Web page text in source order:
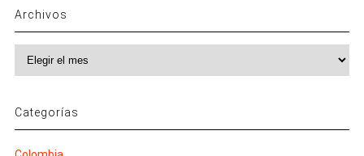
Archivos
Categorías